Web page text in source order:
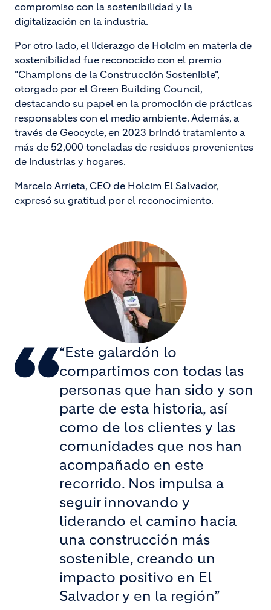
compromiso con la sostenibilidad y la
digitalización en la industria.
Por otro lado, el liderazgo de Holcim en materia de
sostenibilidad fue reconocido con el premio
"Champions de la Construcción Sostenible",
otorgado por el Green Building Council,
destacando su papel en la promoción de prácticas
responsables con el medio ambiente. Además, a
través de Geocycle, en 2023 brindó tratamiento a
más de 52,000 toneladas de residuos provenientes
de industrias y hogares.
Marcelo Arrieta, CEO de Holcim El Salvador,
expresó su gratitud por el reconocimiento.
“Este galardón lo
compartimos con todas las
personas que han sido y son
parte de esta historia, así
como de los clientes y las
comunidades que nos han
acompañado en este
recorrido. Nos impulsa a
seguir innovando y
liderando el camino hacia
una construcción más
sostenible, creando un
impacto positivo en El
Salvador y en la región”